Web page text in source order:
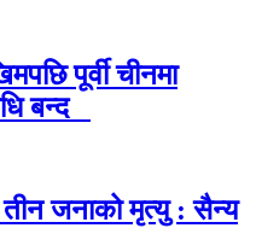
पूर्वी चीनमा
बन्द
जनाको मृत्यु : सैन्य